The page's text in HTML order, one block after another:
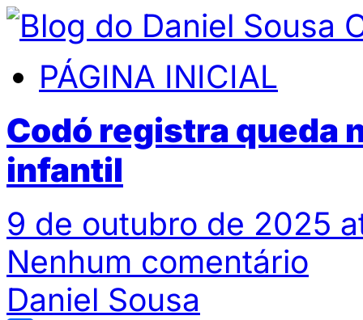
PÁGINA INICIAL
Codó registra queda
infantil
9 de outubro de 2025
Nenhum comentário
Daniel Sousa